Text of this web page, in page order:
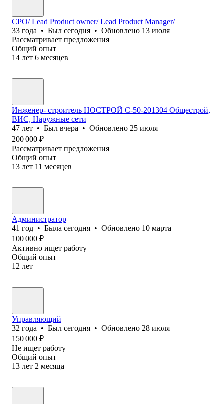
CPO/ Lead Product owner/ Lead Product Manager/
33 года • Был сегодня • Обновлено 13 июля
Рассматривает предложения
Общий опыт
14 лет 6 месяцев
Инженер- строитель НОСТРОЙ С-50-201304 Общестрой,
ВИС, Наружные сети
47 лет • Был вчера • Обновлено 25 июля
200 000 ₽
Рассматривает предложения
Общий опыт
13 лет 11 месяцев
Администратор
41 год • Была сегодня • Обновлено 10 марта
100 000 ₽
Активно ищет работу
Общий опыт
12 лет
Управляющий
32 года • Был сегодня • Обновлено 28 июля
150 000 ₽
Не ищет работу
Общий опыт
13 лет 2 месяца